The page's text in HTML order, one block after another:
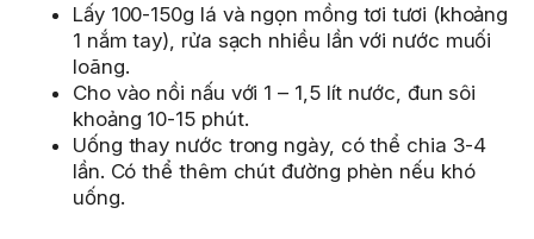
Lấy 100-150g lá và ngọn mồng tơi tươi (khoảng
1 nắm tay), rửa sạch nhiều lần với nước muối
loãng.
Cho vào nồi nấu với 1 – 1,5 lít nước, đun sôi
khoảng 10-15 phút.
Uống thay nước trong ngày, có thể chia 3-4
lần. Có thể thêm chút đường phèn nếu khó
uống.